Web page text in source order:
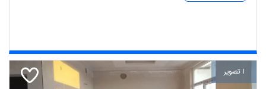
1 تصویر